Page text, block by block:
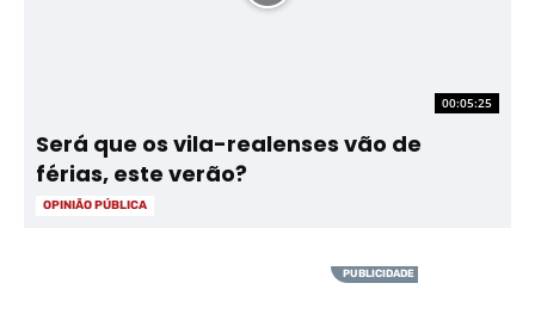
00:05:25
Será que os vila-realenses vão de
férias, este verão?
OPINIÃO PÚBLICA